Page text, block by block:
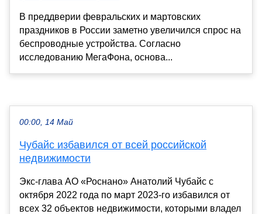
В преддверии февральских и мартовских
праздников в России заметно увеличился спрос на
беспроводные устройства. Согласно
исследованию МегаФона, основа...
00:00, 14 Май
Чубайс избавился от всей российской
недвижимости
Экс-глава АО «Роснано» Анатолий Чубайс с
октября 2022 года по март 2023-го избавился от
всех 32 объектов недвижимости, которыми владел